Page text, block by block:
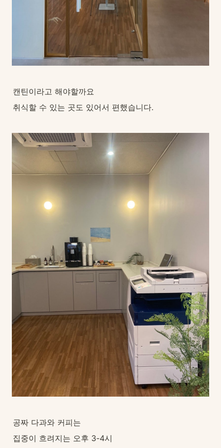
캔틴이라고 해야할까요
취식할 수 있는 곳도 있어서 편했습니다.
공짜 다과와 커피는
집중이 흐려지는 오후 3-4시